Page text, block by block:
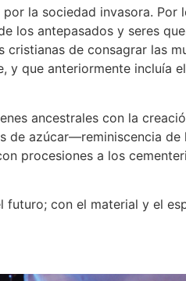
la sociedad invasora. Por
los antepasados y seres
de consagrar las
y que anteriormente incluía
ancestrales con la
de azúcar—reminiscencia de
procesiones a los
futuro; con el material y el